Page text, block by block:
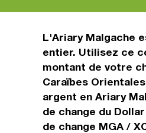
L'Ariary Malgache
entier. Utilisez ce
montant de votre
Caraïbes
argent en Ariary
de change du
de change MGA /